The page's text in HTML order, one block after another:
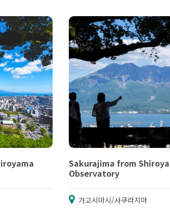
Sakurajima from
Observatory
가고시마시/사쿠라지마